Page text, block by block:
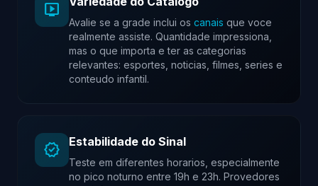
live_tv
Avalie se a grade inclui os canais que voce
realmente assiste. Quantidade impressiona,
mas o que importa e ter as categorias
relevantes: esportes, noticias, filmes, series e
conteudo infantil.
verified Estabilidade do Sinal
Teste em diferentes horarios, especialmente
no pico noturno entre 19h e 23h. Provedores